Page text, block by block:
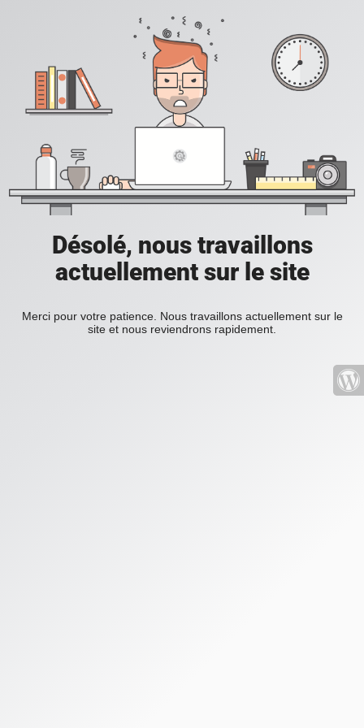
Désolé, nous travaillons
actuellement sur le site
Merci pour votre patience. Nous travaillons actuellement sur le
site et nous reviendrons rapidement.